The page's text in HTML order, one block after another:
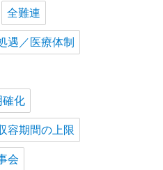
全難連
遇／医療体制
確化
容期間の上限
会